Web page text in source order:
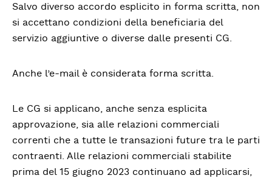
Salvo diverso accordo esplicito in forma scritta, non
si accettano condizioni della beneficiaria del
servizio aggiuntive o diverse dalle presenti CG.
Anche l’e-mail è considerata forma scritta.
Le CG si applicano, anche senza esplicita
approvazione, sia alle relazioni commerciali
correnti che a tutte le transazioni future tra le parti
contraenti. Alle relazioni commerciali stabilite
prima del 15 giugno 2023 continuano ad applicarsi,